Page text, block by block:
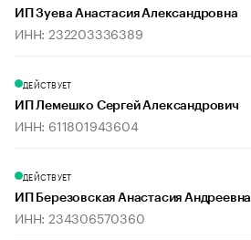
ИП Зуева Анастасия Александровна
ИНН: 232203336389
ДЕЙСТВУЕТ
ИП Лемешко Сергей Александрович
ИНН: 611801943604
ДЕЙСТВУЕТ
ИП Березовская Анастасия Андреевна
ИНН: 234306570360